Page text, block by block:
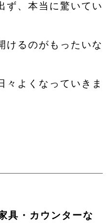
ず、本当に驚いてい
けるのがもったいな
々よくなっていきま
具・カウンターな